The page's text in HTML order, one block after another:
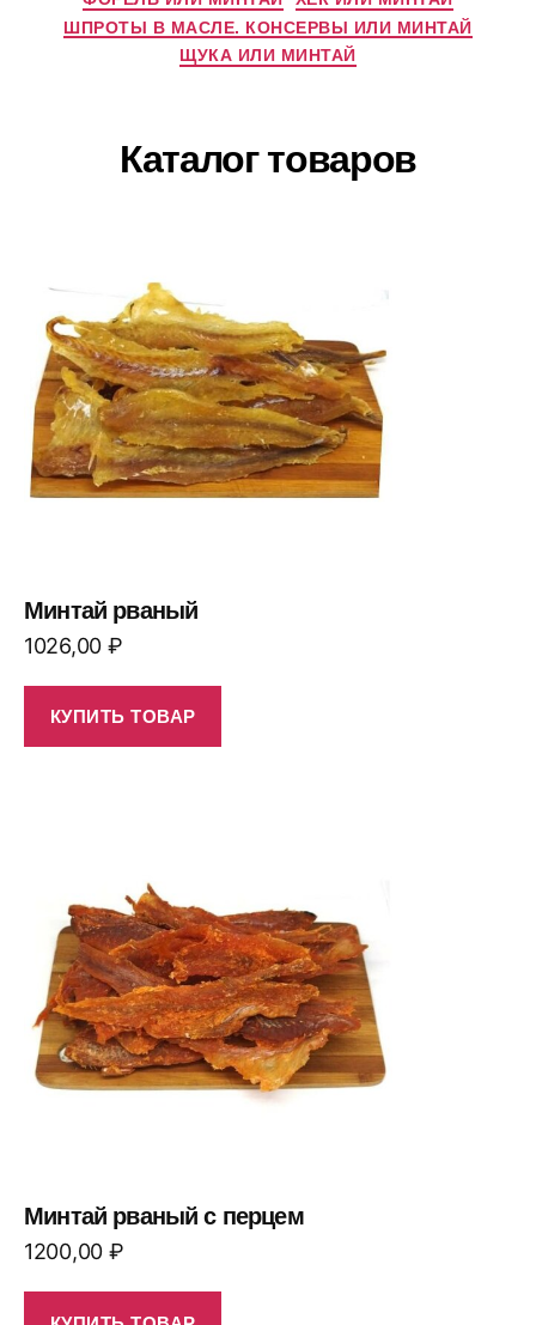
ШПРОТЫ В МАСЛЕ. КОНСЕРВЫ ИЛИ МИНТАЙ
ЩУКА ИЛИ МИНТАЙ
Каталог товаров
Минтай рваный
1026,00 ₽
КУПИТЬ ТОВАР
Минтай рваный с перцем
1200,00 ₽